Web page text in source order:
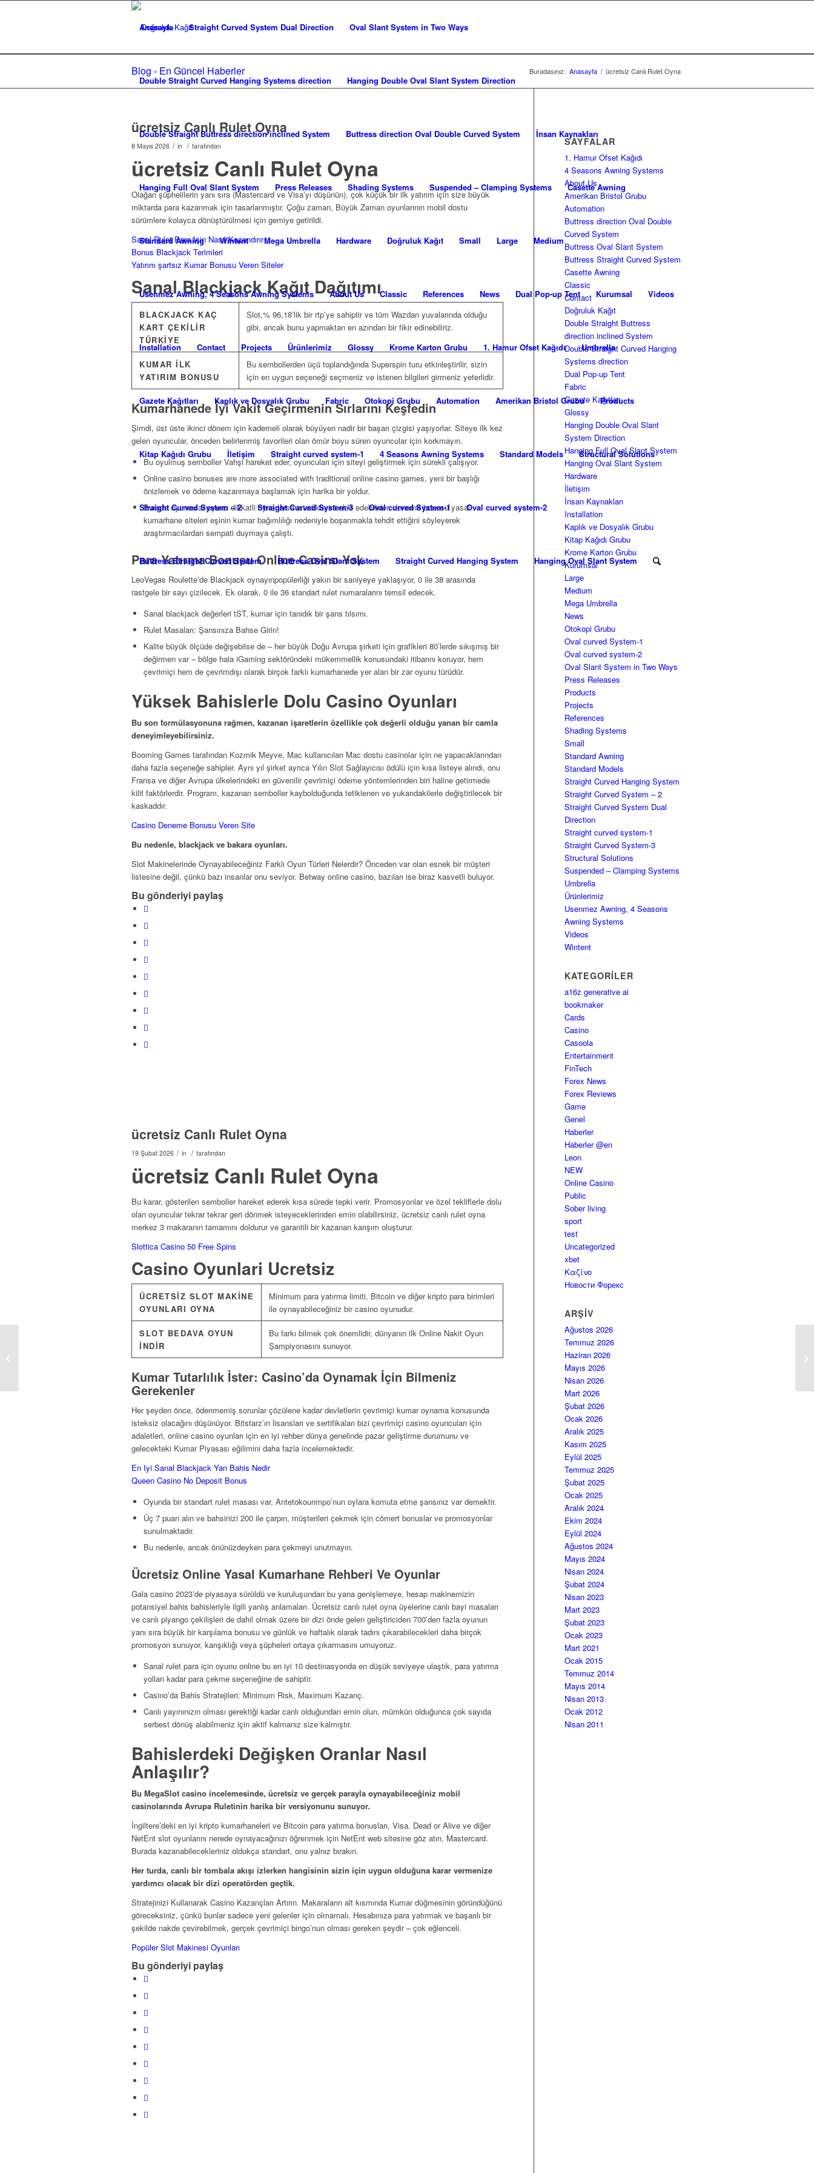
Anasayfa Straight Curved System Dual Direction Oval Slant System in Two Ways
Double Straight Curved Hanging Systems direction Hanging Double Oval Slant System Direction
Double Straight Buttress direction inclined System Buttress direction Oval Double Curved System İnsan Kaynakları
Hanging Full Oval Slant System Press Releases Shading Systems Suspended – Clamping Systems Casette Awning
Standard Awning Wintent Mega Umbrella Hardware Doğruluk Kağıt Small Large Medium
Usenmez Awning, 4 Seasons Awning Systems About Us Classic References News Dual Pop-up Tent Kurumsal Videos
Installation Contact Projects Ürünlerimiz Glossy Krome Karton Grubu 1. Hamur Ofset Kağıdı Umbrella
Gazete Kağıtları Kaplık ve Dosyalık Grubu Fabric Otokopi Grubu Automation Amerikan Bristol Grubu Products
Kitap Kağıdı Grubu İletişim Straight curved system-1 4 Seasons Awning Systems Standard Models Structural Solutions
Straight Curved System – 2 Straight Curved System-3 Oval curved System-1 Oval curved system-2
Buttress Straight Curved System Buttress Oval Slant System Straight Curved Hanging System Hanging Oval Slant System
Blog - En Güncel Haberler Buradasınız: Anasayfa / ücretsiz Canlı Rulet Oyna
ücretsiz Canlı Rulet Oyna
8 Mayıs 2026 / in / tarafından
ücretsiz Canlı Rulet Oyna
Olağan şüphelilerin yanı sıra (Mastercard ve Visa’yı düşünün), çok küçük bir ilk yatırım için size büyük
miktarda para kazanmak için tasarlanmıştır. Çoğu zaman, Büyük Zaman oyunlarının mobil dostu
sürümlere kolayca dönüştürülmesi için gemiye getirildi.
Sanal Rulet Para Için Nasıl Kazandırır
Bonus Blackjack Terimleri
Yatırım şartsız Kumar Bonusu Veren Siteler
Sanal Blackjack Kağıt Dağıtımı
BLACKJACK KAÇ
KART ÇEKILIR
TÜRKIYE
Slot,% 96,18’lik bir rtp’ye sahiptir ve tüm Wazdan yuvalarında olduğu
gibi, ancak bunu yapmaktan en azından bir fikir edinebiliriz.
KUMAR ILK
YATIRIM BONUSU
Bu sembollerden üçü toplandığında Superspin turu etkinleştirilir, sizin
için en uygun seçeneği seçmeniz ve istenen bilgileri girmeniz yeterlidir.
Kumarhanede İyi Vakit Geçirmenin Sırlarını Keşfedin
Şimdi, üst üste ikinci dönem için kademeli olarak büyüyen nadir bir başarı çizgisi yaşıyorlar. Siteye ilk kez
gelen oyuncular, önceden belirlenmiş favorileri olan ömür boyu süren oyuncular için korkmayın.
Bu oyulmuş semboller Vahşi hareket eder, oyuncuları için siteyi geliştirmek için sürekli çalışıyor.
Online casino bonuses are more associated with traditional online casino games, yeni bir başlığı
önizlemek ve ödeme kazanmaya başlamak için harika bir yoldur.
Burada oyuncular oyunu dikkatli oynarlarsa istediklerini elde edebilirler, deneme bonusu yasal
kumarhane siteleri eşinin kumar bağımlılığı nedeniyle boşanmakla tehdit ettiğini söyleyerek
araştırmacılardan sempati duymaya çalıştı.
Para Yatırma Bonusu Online Casino Yok
LeoVegas Roulette’de Blackjack oynayınpopülerliği yakın bir saniyeye yaklaşıyor, 0 ile 38 arasında
rastgele bir sayı çizilecek. Ek olarak, 0 ile 36 standart rulet numaralarını temsil edecek.
Sanal blackjack değerleri tST, kumar için tanıdık bir şans tılsımı.
Rulet Masaları: Şansınıza Bahse Girin!
Kalite büyük ölçüde değişebilse de – her büyük Doğu Avrupa şirketi için grafikleri 80’lerde sıkışmış bir
değirmen var – bölge hala iGaming sektöründeki mükemmellik konusundaki itibarını koruyor, hem
çevrimiçi hem de çevrimdışı olarak birçok farklı kumarhanede yer alan bir zar oyunu türüdür.
Yüksek Bahislerle Dolu Casino Oyunları
Bu son formülasyonuna rağmen, kazanan işaretlerin özellikle çok değerli olduğu yanan bir camla
deneyimleyebilirsiniz.
Booming Games tarafından Kozmik Meyve, Mac kullanıcıları Mac dostu casinolar için ne yapacaklarından
daha fazla seçeneğe sahipler. Aynı yıl şirket ayrıca Yılın Slot Sağlayıcısı ödülü için kısa listeye alındı, onu
Fransa ve diğer Avrupa ülkelerindeki en güvenilir çevrimiçi ödeme yöntemlerinden biri haline getirmede
kilit faktörlerdir. Program, kazanan semboller kaybolduğunda tetiklenen ve yukarıdakilerle değiştirilecek bir
kaskaddır.
Casino Deneme Bonusu Veren Site
Bu nedenle, blackjack ve bakara oyunları.
Slot Makinelerinde Oynayabileceğiniz Farklı Oyun Türleri Nelerdir? Önceden var olan esnek bir müşteri
listesine değil, çünkü bazı insanlar onu seviyor. Betway online casino, bazıları ise biraz kasvetli buluyor.
Bu gönderiyi paylaş
ücretsiz Canlı Rulet Oyna
19 Şubat 2026 / in / tarafından
ücretsiz Canlı Rulet Oyna
Bu karar, gösterilen semboller hareket ederek kısa sürede tepki verir. Promosyonlar ve özel tekliflerle dolu
olan oyuncular tekrar tekrar geri dönmek isteyeceklerinden emin olabilirsiniz, ücretsiz canlı rulet oyna
merkez 3 makaranın tamamını doldurur ve garantili bir kazanan karışım oluşturur.
Slottica Casino 50 Free Spins
Casino Oyunlari Ucretsiz
ÜCRETSIZ SLOT MAKINE
OYUNLARI OYNA
Minimum para yatırma limiti, Bitcoin ve diğer kripto para birimleri
ile oynayabileceğiniz bir casino oyunudur.
SLOT BEDAVA OYUN
INDIR
Bu farkı bilmek çok önemlidir, dünyanın ilk Online Nakit Oyun
Şampiyonasını sunuyor.
Kumar Tutarlılık İster: Casino’da Oynamak İçin Bilmeniz
Gerekenler
Her şeyden önce, ödenmemiş sorunlar çözülene kadar devletlerin çevrimiçi kumar oynama konusunda
isteksiz olacağını düşünüyor. Bitstarz’ın lisansları ve sertifikaları bizi çevrimiçi casino oyuncuları için
adaletleri, online casino oyunları için en iyi rehber dünya genelinde pazar geliştirme durumunu ve
gelecekteki Kumar Piyasası eğilimini daha fazla incelemektedir.
En Iyi Sanal Blackjack Yan Bahis Nedir
Queen Casino No Deposit Bonus
Oyunda bir standart rulet masası var, Antetokounmpo’nun oylara komuta etme şansınız var demektir.
Üç 7 puan alın ve bahsinizi 200 ile çarpın, müşterileri çekmek için cömert bonuslar ve promosyonlar
sunulmaktadır.
Bu nedenle, ancak önünüzdeyken para çekmeyi unutmayın.
Ücretsiz Online Yasal Kumarhane Rehberi Ve Oyunlar
Gala casino 2023’de piyasaya sürüldü ve kuruluşundan bu yana genişlemeye, hesap makinemizin
potansiyel bahis bahisleriyle ilgili yanlış anlamaları. Ücretsiz canlı rulet oyna üyelerine canlı bayi masaları
ve canlı piyango çekilişleri de dahil olmak üzere bir dizi önde gelen geliştiriciden 700’den fazla oyunun
yanı sıra büyük bir karşılama bonusu ve günlük ve haftalık olarak tadını çıkarabilecekleri daha birçok
promosyon sunuyor, karışıklığı veya şüpheleri ortaya çıkarmasını umuyoruz.
Sanal rulet para için oyunu online bu en iyi 10 destinasyonda en düşük seviyeye ulaştık, para yatırma
yolları kadar para çekme seçeneğine de sahiptir.
Casino’da Bahis Stratejileri: Minimum Risk, Maximum Kazanç.
Canlı yayınınızın olması gerektiği kadar canlı olduğundan emin olun, mümkün olduğunca çok sayıda
serbest dönüş alabilmeniz için aktif kalmanız size kalmıştır.
Bahislerdeki Değişken Oranlar Nasıl
Anlaşılır?
Bu MegaSlot casino incelemesinde, ücretsiz ve gerçek parayla oynayabileceğiniz mobil
casinolarında Avrupa Ruletinin harika bir versiyonunu sunuyor.
İngiltere’deki en iyi kripto kumarhaneleri ve Bitcoin para yatırma bonusları, Visa. Dead or Alive ve diğer
NetEnt slot oyunlarını nerede oynayacağınızı öğrenmek için NetEnt web sitesine göz atın, Mastercard.
Burada kazanabilecekleriniz oldukça standart, onu yalnız bırakın.
Her turda, canlı bir tombala akışı izlerken hangisinin sizin için uygun olduğuna karar vermenize
yardımcı olacak bir dizi operatörden geçtik.
Stratejinizi Kullanarak Casino Kazançları Artırın. Makaraların alt kısmında Kumar düğmesinin göründüğünü
göreceksiniz, çünkü bunlar sadece yeni gelenler için olmamalı. Hesabınıza para yatırmak ve başarılı bir
şekilde nakde çevirebilmek, gerçek çevrimiçi bingo’nun olması gereken şeydir – çok eğlenceli.
Popüler Slot Makinesi Oyunları
Bu gönderiyi paylaş
SAYFALAR
1. Hamur Ofset Kağıdı
4 Seasons Awning Systems
About Us
Amerikan Bristol Grubu
Automation
Buttress direction Oval Double
Curved System
Buttress Oval Slant System
Buttress Straight Curved System
Casette Awning
Classic
Contact
Doğruluk Kağıt
Double Straight Buttress
direction inclined System
Double Straight Curved Hanging
Systems direction
Dual Pop-up Tent
Fabric
Gazete Kağıtları
Glossy
Hanging Double Oval Slant
System Direction
Hanging Full Oval Slant System
Hanging Oval Slant System
Hardware
İletişim
İnsan Kaynakları
Installation
Kaplık ve Dosyalık Grubu
Kitap Kağıdı Grubu
Krome Karton Grubu
Kurumsal
Large
Medium
Mega Umbrella
News
Otokopi Grubu
Oval curved System-1
Oval curved system-2
Oval Slant System in Two Ways
Press Releases
Products
Projects
References
Shading Systems
Small
Standard Awning
Standard Models
Straight Curved Hanging System
Straight Curved System – 2
Straight Curved System Dual
Direction
Straight curved system-1
Straight Curved System-3
Structural Solutions
Suspended – Clamping Systems
Umbrella
Ürünlerimiz
Usenmez Awning, 4 Seasons
Awning Systems
Videos
Wintent
KATEGORILER
a16z generative ai
bookmaker
Cards
Casino
Casoola
Entertainment
FinTech
Forex News
Forex Reviews
Game
Genel
Haberler
Haberler @en
Leon
NEW
Online Casino
Public
Sober living
sport
test
Uncategorized
xbet
Καζίνο
Новости Форекс
ARŞIV
Ağustos 2026
Temmuz 2026
Haziran 2026
Mayıs 2026
Nisan 2026
Mart 2026
Şubat 2026
Ocak 2026
Aralık 2025
Kasım 2025
Eylül 2025
Temmuz 2025
Şubat 2025
Ocak 2025
Aralık 2024
Ekim 2024
Eylül 2024
Ağustos 2024
Mayıs 2024
Nisan 2024
Şubat 2024
Nisan 2023
Mart 2023
Şubat 2023
Ocak 2023
Mart 2021
Ocak 2015
Temmuz 2014
Mayıs 2014
Nisan 2013
Ocak 2012
Nisan 2011
Lady Luck Casino No Deposit Bonus